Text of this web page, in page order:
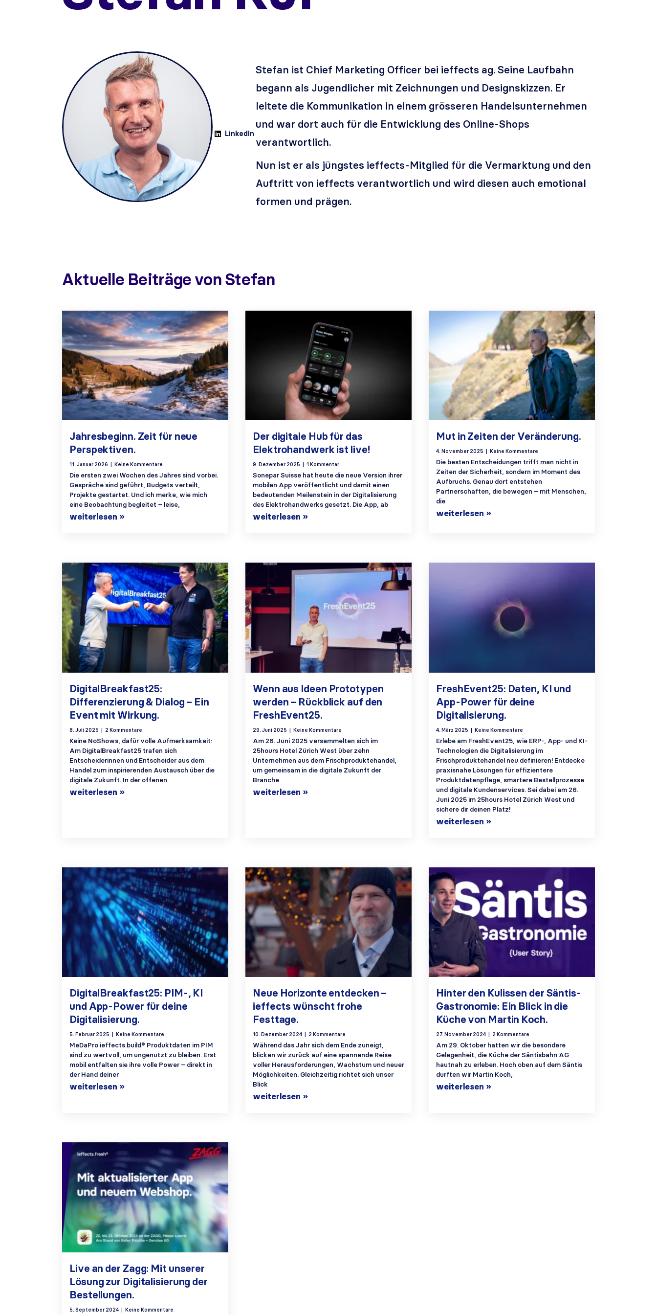
LinkedIn
Stefan ist Chief Marketing Officer bei ieffects ag. Seine Laufbahn
begann als Jugendlicher mit Zeichnungen und Designskizzen. Er
leitete die Kommunikation in einem grösseren Handelsunternehmen
und war dort auch für die Entwicklung des Online-Shops
verantwortlich.
Nun ist er als jüngstes ieffects-Mitglied für die Vermarktung und den
Auftritt von ieffects verantwortlich und wird diesen auch emotional
formen und prägen.
Aktuelle Beiträge von Stefan
Jahresbeginn. Zeit für neue
Perspektiven.
11. Januar 2026 Keine Kommentare
Die ersten zwei Wochen des Jahres sind vorbei.
Gespräche sind geführt, Budgets verteilt,
Projekte gestartet. Und ich merke, wie mich
eine Beobachtung begleitet – leise,
weiterlesen »
Der digitale Hub für das
Elektrohandwerk ist live!
9. Dezember 2025 1 Kommentar
Sonepar Suisse hat heute die neue Version ihrer
mobilen App veröffentlicht und damit einen
bedeutenden Meilenstein in der Digitalisierung
des Elektrohandwerks gesetzt. Die App, ab
weiterlesen »
Mut in Zeiten der Veränderung.
4. November 2025 Keine Kommentare
Die besten Entscheidungen trifft man nicht in
Zeiten der Sicherheit, sondern im Moment des
Aufbruchs. Genau dort entstehen
Partnerschaften, die bewegen – mit Menschen,
die
weiterlesen »
DigitalBreakfast25:
Differenzierung & Dialog – Ein
Event mit Wirkung.
8. Juli 2025 2 Kommentare
Keine NoShows, dafür volle Aufmerksamkeit:
Am DigitalBreakfast25 trafen sich
Entscheiderinnen und Entscheider aus dem
Handel zum inspirierenden Austausch über die
digitale Zukunft. In der offenen
weiterlesen »
Wenn aus Ideen Prototypen
werden – Rückblick auf den
FreshEvent25.
29. Juni 2025 Keine Kommentare
Am 26. Juni 2025 versammelten sich im
25hours Hotel Zürich West über zehn
Unternehmen aus dem Frischproduktehandel,
um gemeinsam in die digitale Zukunft der
Branche
weiterlesen »
FreshEvent25: Daten, KI und
App-Power für deine
Digitalisierung.
4. März 2025 Keine Kommentare
Erlebe am FreshEvent25, wie ERP-, App- und KI-
Technologien die Digitalisierung im
Frischproduktehandel neu definieren! Entdecke
praxisnahe Lösungen für effizientere
Produktdatenpflege, smartere Bestellprozesse
und digitale Kundenservices. Sei dabei am 26.
Juni 2025 im 25hours Hotel Zürich West und
sichere dir deinen Platz!
weiterlesen »
DigitalBreakfast25: PIM-, KI
und App-Power für deine
Digitalisierung.
5. Februar 2025 Keine Kommentare
MeDaPro ieffects.build® Produktdaten im PIM
sind zu wertvoll, um ungenutzt zu bleiben. Erst
mobil entfalten sie ihre volle Power – direkt in
der Hand deiner
weiterlesen »
Neue Horizonte entdecken –
ieffects wünscht frohe
Festtage.
10. Dezember 2024 2 Kommentare
Während das Jahr sich dem Ende zuneigt,
blicken wir zurück auf eine spannende Reise
voller Herausforderungen, Wachstum und neuer
Möglichkeiten. Gleichzeitig richtet sich unser
Blick
weiterlesen »
Hinter den Kulissen der Säntis-
Gastronomie: Ein Blick in die
Küche von Martin Koch.
27. November 2024 2 Kommentare
Am 29. Oktober hatten wir die besondere
Gelegenheit, die Küche der Säntisbahn AG
hautnah zu erleben. Hoch oben auf dem Säntis
durften wir Martin Koch,
weiterlesen »
Live an der Zagg: Mit unserer
Lösung zur Digitalisierung der
Bestellungen.
5. September 2024 Keine Kommentare